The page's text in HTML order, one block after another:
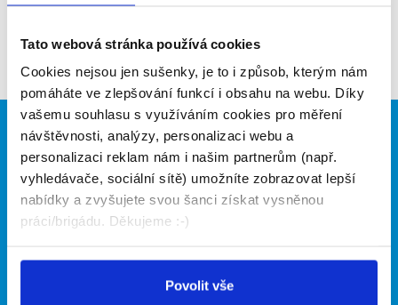
Tato webová stránka používá cookies
Cookies nejsou jen sušenky, je to i způsob, kterým nám
pomáháte ve zlepšování funkcí i obsahu na webu. Díky
vašemu souhlasu s využíváním cookies pro měření
návštěvnosti, analýzy, personalizaci webu a
personalizaci reklam nám i našim partnerům (např.
vyhledávače, sociální sítě) umožníte zobrazovat lepší
nabídky a zvyšujete svou šanci získat vysněnou
práci/brigádu. Děkujeme :-)
Povolit vše
Zpět
Brigádníci
Články
Hledané brigády
Firmy
Vložit inzerát
Ceník
Naše další projekty